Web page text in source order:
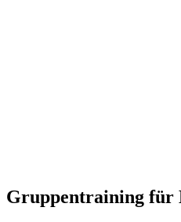
Gruppen­training für